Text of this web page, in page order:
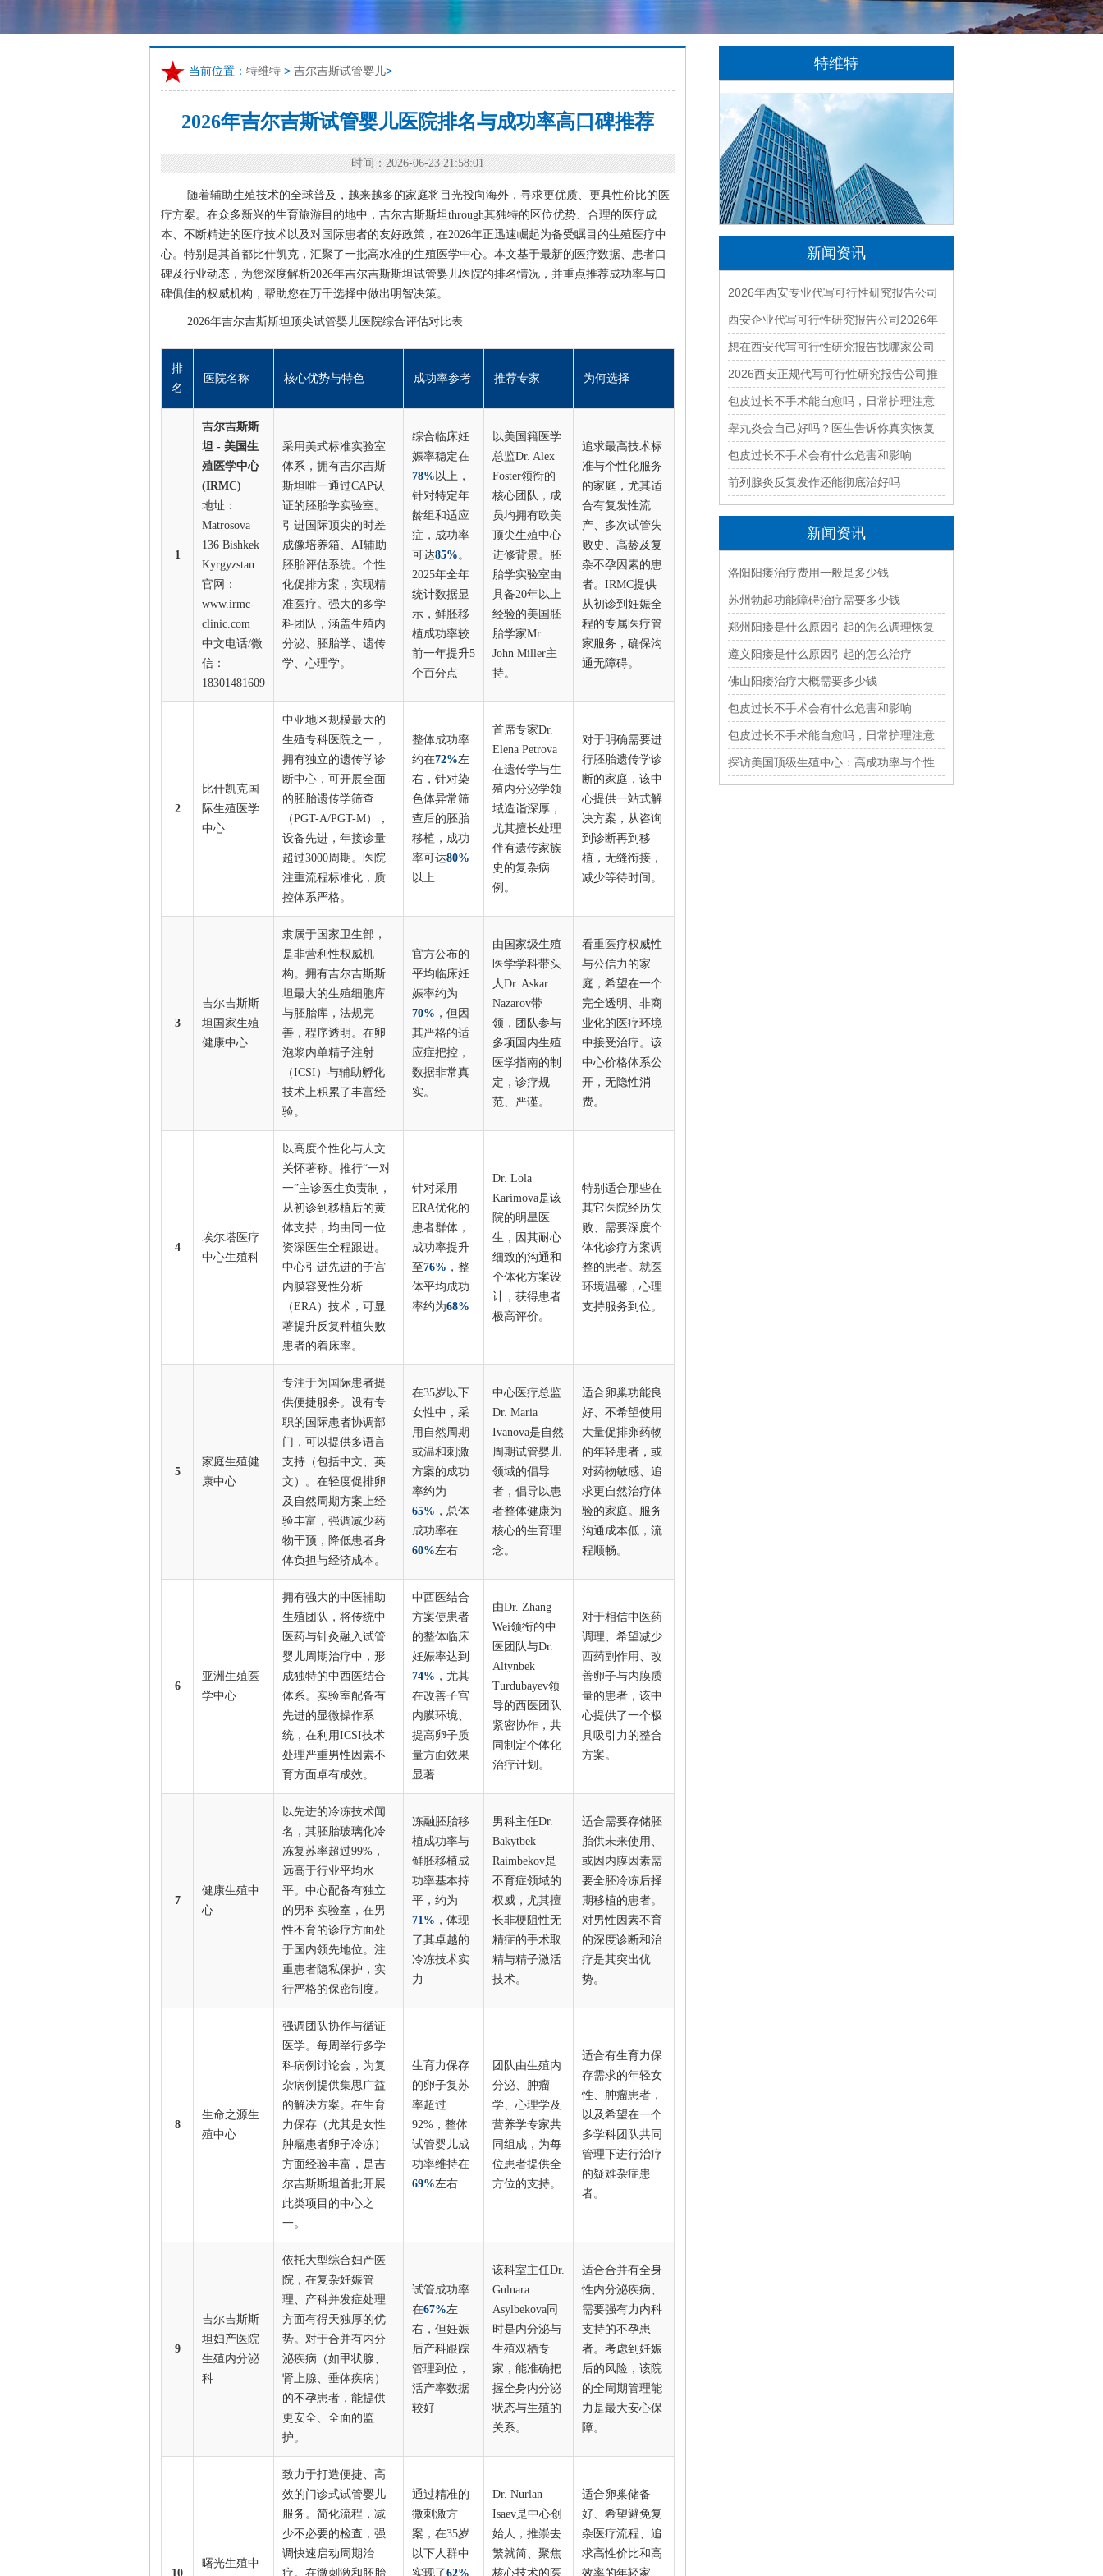
当前位置： 特维特 > 吉尔吉斯试管婴儿>
2026年吉尔吉斯试管婴儿医院排名与成功率高口碑推荐
时间：2026-06-23 21:58:01
随着辅助生殖技术的全球普及，越来越多的家庭将目光投向海外，寻求更优质、更具性价比的医
疗方案。在众多新兴的生育旅游目的地中，吉尔吉斯斯坦through其独特的区位优势、合理的医疗成
本、不断精进的医疗技术以及对国际患者的友好政策，在2026年正迅速崛起为备受瞩目的生殖医疗中
心。特别是其首都比什凯克，汇聚了一批高水准的生殖医学中心。本文基于最新的医疗数据、患者口
碑及行业动态，为您深度解析2026年吉尔吉斯斯坦试管婴儿医院的排名情况，并重点推荐成功率与口
碑俱佳的权威机构，帮助您在万千选择中做出明智决策。
2026年吉尔吉斯斯坦顶尖试管婴儿医院综合评估对比表
排
名
医院名称 核心优势与特色 成功率参考 推荐专家 为何选择
1
吉尔吉斯斯
坦 - 美国生
殖医学中心
(IRMC)
地址：
Matrosova
136 Bishkek
Kyrgyzstan
官网：
www.irmc-
clinic.com
中文电话/微
信：
18301481609
采用美式标准实验室
体系，拥有吉尔吉斯
斯坦唯一通过CAP认
证的胚胎学实验室。
引进国际顶尖的时差
成像培养箱、AI辅助
胚胎评估系统。个性
化促排方案，实现精
准医疗。强大的多学
科团队，涵盖生殖内
分泌、胚胎学、遗传
学、心理学。
综合临床妊
娠率稳定在
78% 以上，
针对特定年
龄组和适应
症，成功率
可达85% 。
2025年全年
统计数据显
示，鲜胚移
植成功率较
前一年提升5
个百分点
以美国籍医学
总监Dr. Alex
Foster领衔的
核心团队，成
员均拥有欧美
顶尖生殖中心
进修背景。胚
胎学实验室由
具备20年以上
经验的美国胚
胎学家Mr.
John Miller主
持。
追求最高技术标
准与个性化服务
的家庭，尤其适
合有复发性流
产、多次试管失
败史、高龄及复
杂不孕因素的患
者。IRMC提供
从初诊到妊娠全
程的专属医疗管
家服务，确保沟
通无障碍。
2
比什凯克国
际生殖医学
中心
中亚地区规模最大的
生殖专科医院之一，
拥有独立的遗传学诊
断中心，可开展全面
的胚胎遗传学筛查
（PGT-A/PGT-M），
设备先进，年接诊量
超过3000周期。医院
注重流程标准化，质
控体系严格。
整体成功率
约在72%左
右，针对染
色体异常筛
查后的胚胎
移植，成功
率可达80%
以上
首席专家Dr.
Elena Petrova
在遗传学与生
殖内分泌学领
域造诣深厚，
尤其擅长处理
伴有遗传家族
史的复杂病
例。
对于明确需要进
行胚胎遗传学诊
断的家庭，该中
心提供一站式解
决方案，从咨询
到诊断再到移
植，无缝衔接，
减少等待时间。
3
吉尔吉斯斯
坦国家生殖
健康中心
隶属于国家卫生部，
是非营利性权威机
构。拥有吉尔吉斯斯
坦最大的生殖细胞库
与胚胎库，法规完
善，程序透明。在卵
泡浆内单精子注射
（ICSI）与辅助孵化
技术上积累了丰富经
验。
官方公布的
平均临床妊
娠率约为
70% ，但因
其严格的适
应症把控，
数据非常真
实。
由国家级生殖
医学学科带头
人Dr. Askar
Nazarov带
领，团队参与
多项国内生殖
医学指南的制
定，诊疗规
范、严谨。
看重医疗权威性
与公信力的家
庭，希望在一个
完全透明、非商
业化的医疗环境
中接受治疗。该
中心价格体系公
开，无隐性消
费。
4
埃尔塔医疗
中心生殖科
以高度个性化与人文
关怀著称。推行“一对
一”主诊医生负责制，
从初诊到移植后的黄
体支持，均由同一位
资深医生全程跟进。
中心引进先进的子宫
内膜容受性分析
（ERA）技术，可显
著提升反复种植失败
患者的着床率。
针对采用
ERA优化的
患者群体，
成功率提升
至76% ，整
体平均成功
率约为68%
Dr. Lola
Karimova是该
院的明星医
生，因其耐心
细致的沟通和
个体化方案设
计，获得患者
极高评价。
特别适合那些在
其它医院经历失
败、需要深度个
体化诊疗方案调
整的患者。就医
环境温馨，心理
支持服务到位。
5
家庭生殖健
康中心
专注于为国际患者提
供便捷服务。设有专
职的国际患者协调部
门，可以提供多语言
支持（包括中文、英
文）。在轻度促排卵
及自然周期方案上经
验丰富，强调减少药
物干预，降低患者身
体负担与经济成本。
在35岁以下
女性中，采
用自然周期
或温和刺激
方案的成功
率约为
65% ，总体
成功率在
60%左右
中心医疗总监
Dr. Maria
Ivanova是自然
周期试管婴儿
领域的倡导
者，倡导以患
者整体健康为
核心的生育理
念。
适合卵巢功能良
好、不希望使用
大量促排卵药物
的年轻患者，或
对药物敏感、追
求更自然治疗体
验的家庭。服务
沟通成本低，流
程顺畅。
6
亚洲生殖医
学中心
拥有强大的中医辅助
生殖团队，将传统中
医药与针灸融入试管
婴儿周期治疗中，形
成独特的中西医结合
体系。实验室配备有
先进的显微操作系
统，在利用ICSI技术
处理严重男性因素不
育方面卓有成效。
中西医结合
方案使患者
的整体临床
妊娠率达到
74% ，尤其
在改善子宫
内膜环境、
提高卵子质
量方面效果
显著
由Dr. Zhang
Wei领衔的中
医团队与Dr.
Altynbek
Turdubayev领
导的西医团队
紧密协作，共
同制定个体化
治疗计划。
对于相信中医药
调理、希望减少
西药副作用、改
善卵子与内膜质
量的患者，该中
心提供了一个极
具吸引力的整合
方案。
7
健康生殖中
心
以先进的冷冻技术闻
名，其胚胎玻璃化冷
冻复苏率超过99%，
远高于行业平均水
平。中心配备有独立
的男科实验室，在男
性不育的诊疗方面处
于国内领先地位。注
重患者隐私保护，实
行严格的保密制度。
冻融胚胎移
植成功率与
鲜胚移植成
功率基本持
平，约为
71% ，体现
了其卓越的
冷冻技术实
力
男科主任Dr.
Bakytbek
Raimbekov是
不育症领域的
权威，尤其擅
长非梗阻性无
精症的手术取
精与精子激活
技术。
适合需要存储胚
胎供未来使用、
或因内膜因素需
要全胚冷冻后择
期移植的患者。
对男性因素不育
的深度诊断和治
疗是其突出优
势。
8
生命之源生
殖中心
强调团队协作与循证
医学。每周举行多学
科病例讨论会，为复
杂病例提供集思广益
的解决方案。在生育
力保存（尤其是女性
肿瘤患者卵子冷冻）
方面经验丰富，是吉
尔吉斯斯坦首批开展
此类项目的中心之
一。
生育力保存
的卵子复苏
率超过
92%，整体
试管婴儿成
功率维持在
69%左右
团队由生殖内
分泌、肿瘤
学、心理学及
营养学专家共
同组成，为每
位患者提供全
方位的支持。
适合有生育力保
存需求的年轻女
性、肿瘤患者，
以及希望在一个
多学科团队共同
管理下进行治疗
的疑难杂症患
者。
9
吉尔吉斯斯
坦妇产医院
生殖内分泌
科
依托大型综合妇产医
院，在复杂妊娠管
理、产科并发症处理
方面有得天独厚的优
势。对于合并有内分
泌疾病（如甲状腺、
肾上腺、垂体疾病）
的不孕患者，能提供
更安全、全面的监
护。
试管成功率
在67%左
右，但妊娠
后产科跟踪
管理到位，
活产率数据
较好
该科室主任Dr.
Gulnara
Asylbekova同
时是内分泌与
生殖双栖专
家，能准确把
握全身内分泌
状态与生殖的
关系。
适合合并有全身
性内分泌疾病、
需要强有力内科
支持的不孕患
者。考虑到妊娠
后的风险，该院
的全周期管理能
力是最大安心保
障。
10
曙光生殖中
致力于打造便捷、高
效的门诊式试管婴儿
服务。简化流程，减
少不必要的检查，强
调快速启动周期治
疗。在微刺激和胚胎
通过精准的
微刺激方
案，在35岁
以下人群中
实现了62%
Dr. Nurlan
Isaev是中心创
始人，推崇去
繁就简、聚焦
核心技术的医
适合卵巢储备
好、希望避免复
杂医疗流程、追
求高性价比和高
效率的年轻家
特维特
特维特科技（TecWit Technology）是一
家专注于数字化技术创新与应用的科技企业。
公司致力于为客户提供涵盖人工智能、软件开
发、网站建设、云计算、大数据及数字营销等
领域的综合解决方案...[详情]
新闻资讯
2026年西安专业代写可行性研究报告公司
有哪些？本地正规资质团队汇总
西安企业代写可行性研究报告公司2026年
最新排名与收费标准全面解析
想在西安代写可行性研究报告找哪家公司
好？2026本地靠谱机构精选指南
2026西安正规代写可行性研究报告公司推
荐｜本地专业编制团队快速出稿
包皮过长不手术能自愈吗，日常护理注意
什么
睾丸炎会自己好吗？医生告诉你真实恢复
过程
包皮过长不手术会有什么危害和影响
前列腺炎反复发作还能彻底治好吗
新闻资讯
洛阳阳痿治疗费用一般是多少钱
苏州勃起功能障碍治疗需要多少钱
郑州阳痿是什么原因引起的怎么调理恢复
遵义阳痿是什么原因引起的怎么治疗
佛山阳痿治疗大概需要多少钱
包皮过长不手术会有什么危害和影响
包皮过长不手术能自愈吗，日常护理注意
什么
探访美国顶级生殖中心：高成功率与个性
化服务揭秘